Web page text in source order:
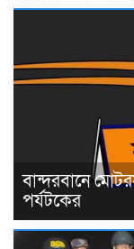
বান্দরবানে
পর্যটকের